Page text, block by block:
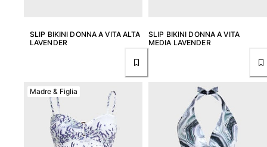
Bambino
Costumi da bagno
Pantalocini mare
Neonato
Classico
SLIP BIKINI DONNA A VITA ALTA
LAVENDER
SLIP BIKINI DONNA A VITA
MEDIA LAVENDER
Madre & Figlia